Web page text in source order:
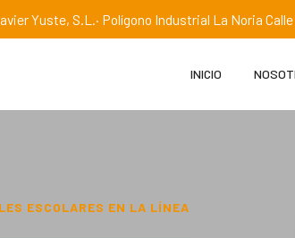
Yuste, S.L.· Polígono Industrial La Noria
INICIO
ESCOLARES EN LA LÍNEA